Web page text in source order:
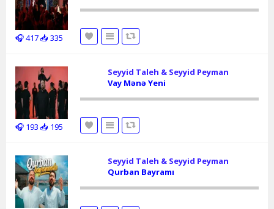
🎧 417📥 335
🎧 193 📥 195
Seyyid Taleh & Seyyid Peyman
Vay Mənə Yeni
Seyyid Taleh & Seyyid Peyman
Qurban Bayramı